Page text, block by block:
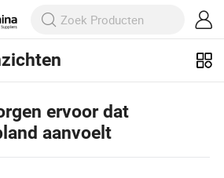
ervoor dat
aanvoelt